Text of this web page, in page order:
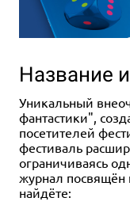
Название
Уникальный
фантастики",
посетителей
фестиваль
ограничиваясь
журнал посвящён
найдёте: